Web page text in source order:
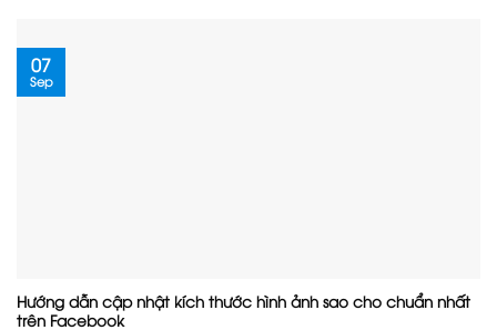
Hướng dẫn cập nhật kích thước hình ảnh sao cho chuẩn nhất
trên Facebook
07
Sep